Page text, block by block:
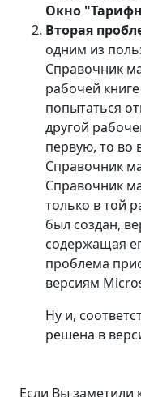
Окно
Вторая
одним из
Справочник
рабочей
попытаться
другой
первую, то во
Справочник
Справочник
только в той
был создан,
содержащая
проблема
версиям
Ну и,
решена в
Если Вы заметили